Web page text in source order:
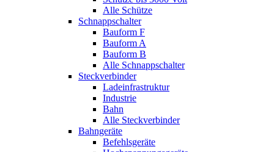
Alle Schütze
Schnappschalter
Bauform F
Bauform A
Bauform B
Alle Schnappschalter
Steckverbinder
Ladeinfrastruktur
Industrie
Bahn
Alle Steckverbinder
Bahngeräte
Befehlsgeräte